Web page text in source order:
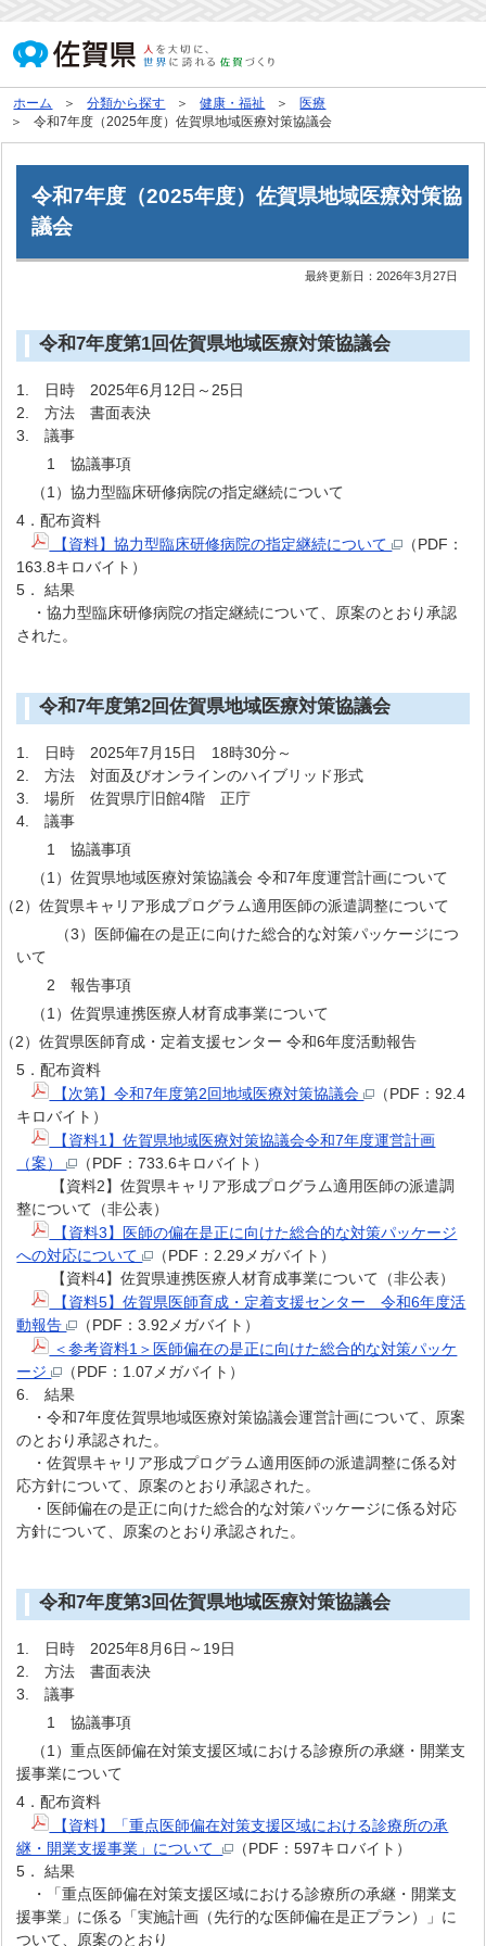
ホーム 分類から探す 健康・福祉
医療
令和7年度（2025年度）佐賀県地域医療対策協議会
令和7年度（2025年度）佐賀県地域医療対策協
議会
最終更新日：2026年3月27日
令和7年度第1回佐賀県地域医療対策協議会
1. 日時 2025年6月12日～25日
2. 方法 書面表決
3. 議事
1 協議事項
（1）協力型臨床研修病院の指定継続について
4．配布資料
【資料】協力型臨床研修病院の指定継続について
（PDF：
163.8キロバイト）
5． 結果
・協力型臨床研修病院の指定継続について、原案のとおり承認
された。
令和7年度第2回佐賀県地域医療対策協議会
1. 日時 2025年7月15日 18時30分～
2. 方法 対面及びオンラインのハイブリッド形式
3. 場所 佐賀県庁旧館4階 正庁
4. 議事
1 協議事項
（1）佐賀県地域医療対策協議会 令和7年度運営計画について
）佐賀県キャリア形成プログラム適用医師の派遣調整について
（3）医師偏在の是正に向けた総合的な対策パッケージにつ
いて
2 報告事項
（1）佐賀県連携医療人材育成事業について
）佐賀県医師育成・定着支援センター 令和6年度活動報告
5．配布資料
【次第】令和7年度第2回地域医療対策協議会
（PDF：92.4
キロバイト）
【資料1】佐賀県地域医療対策協議会令和7年度運営計画
（案）
（PDF：733.6キロバイト）
【資料2】佐賀県キャリア形成プログラム適用医師の派遣調
整について（非公表）
【資料3】医師の偏在是正に向けた総合的な対策パッケージ
への対応について
（PDF：2.29メガバイト）
【資料4】佐賀県連携医療人材育成事業について（非公表）
【資料5】佐賀県医師育成・定着支援センター 令和6年度活
動報告
（PDF：3.92メガバイト）
＜参考資料1＞医師偏在の是正に向けた総合的な対策パッケ
ージ
（PDF：1.07メガバイト）
6. 結果
・令和7年度佐賀県地域医療対策協議会運営計画について、原案
のとおり承認された。
・佐賀県キャリア形成プログラム適用医師の派遣調整に係る対
応方針について、原案のとおり承認された。
・医師偏在の是正に向けた総合的な対策パッケージに係る対応
方針について、原案のとおり承認された。
令和7年度第3回佐賀県地域医療対策協議会
1. 日時 2025年8月6日～19日
2. 方法 書面表決
3. 議事
1 協議事項
（1）重点医師偏在対策支援区域における診療所の承継・開業支
援事業について
4．配布資料
【資料】「重点医師偏在対策支援区域における診療所の承
継・開業支援事業」について
（PDF：597キロバイト）
5． 結果
・「重点医師偏在対策支援区域における診療所の承継・開業支
援事業」に係る「実施計画（先行的な医師偏在是正プラン）」に
ついて、原案のとおり